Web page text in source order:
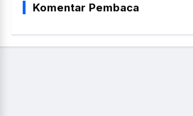
Komentar Pembaca